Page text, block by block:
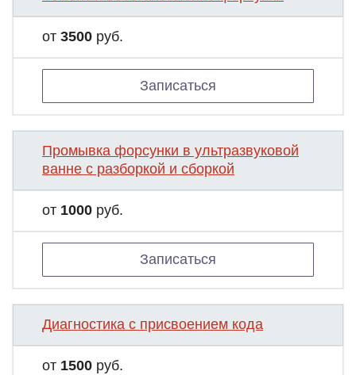
от 3500 руб.
Записаться
Промывка форсунки в ультразвуковой
ванне с разборкой и сборкой
от 1000 руб.
Записаться
Диагностика с присвоением кода
от 1500 руб.